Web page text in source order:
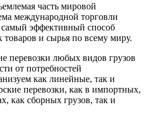
часть мировой
международной торговли
самый эффективный способ
и сырья по всему миру.
перевозки любых видов грузов
от потребностей
как линейные, так и
перевозки, как в импортных,
как сборных грузов, так и